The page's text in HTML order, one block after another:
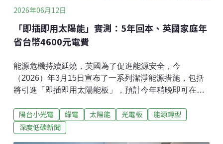
2026年06月12日
「即插即用太陽能」實測：5年回本、英國家庭年
省台幣4600元電費
能源危機持續延燒，英國為了促進能源安全，今
（2026）年3月15日宣布了一系列潔淨能源措施，包括
將引進「即插即用太陽能板」，預計今年稍晚即可在超
析，「即插即用太陽能板」壽命大約15年，可望為一般
英國家庭節省共1100英鎊（約新台幣4.6萬元）的電費，
陽台小光電 綠電 太陽能 光電板
能源轉型
深度低碳新聞